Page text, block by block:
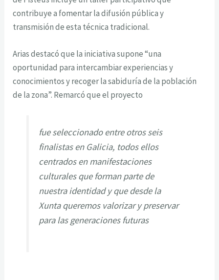
contribuye a fomentar la difusión pública y
transmisión de esta técnica tradicional.
Arias destacó que la iniciativa supone “una
oportunidad para intercambiar experiencias y
conocimientos y recoger la sabiduría de la población
de la zona”. Remarcó que el proyecto
fue seleccionado entre otros seis
finalistas en Galicia, todos ellos
centrados en manifestaciones
culturales que forman parte de
nuestra identidad y que desde la
Xunta queremos valorizar y preservar
para las generaciones futuras